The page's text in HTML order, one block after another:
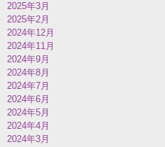
2025年3月
2025年2月
2024年12月
2024年11月
2024年9月
2024年8月
2024年7月
2024年6月
2024年5月
2024年4月
2024年3月